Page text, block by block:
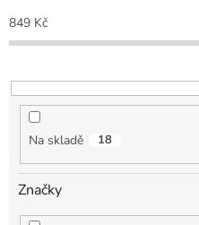
p
r
o
u
849 Kč
Na skladě 18
Značky